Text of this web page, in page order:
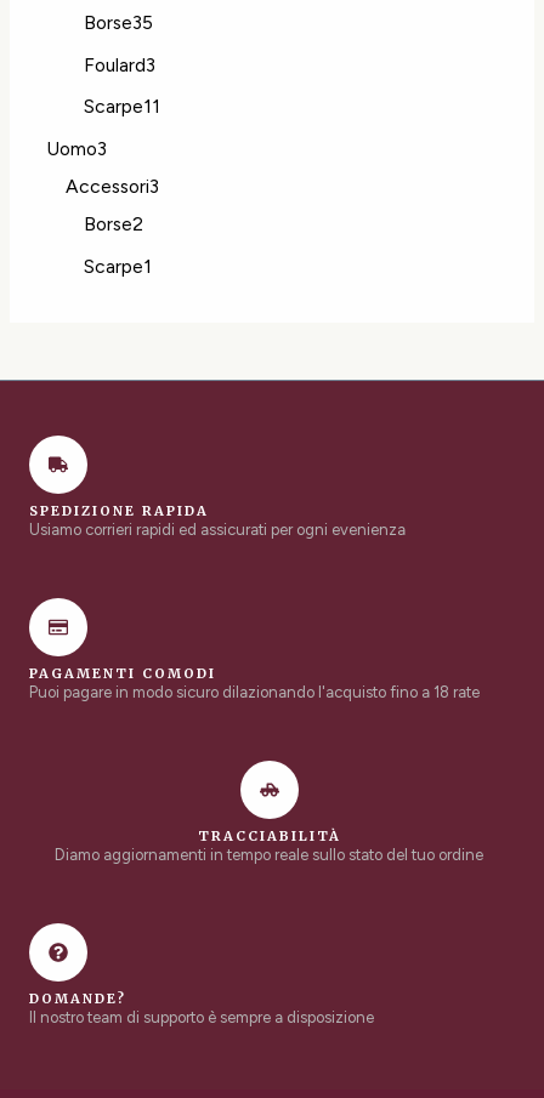
Borse35
Foulard3
Scarpe11
Uomo3
Accessori3
Borse2
Scarpe1
SPEDIZIONE RAPIDA
Usiamo corrieri rapidi ed assicurati per ogni evenienza
PAGAMENTI COMODI
Puoi pagare in modo sicuro dilazionando l'acquisto fino a 18 rate
TRACCIABILITÀ
Diamo aggiornamenti in tempo reale sullo stato del tuo ordine
DOMANDE?
Il nostro team di supporto è sempre a disposizione